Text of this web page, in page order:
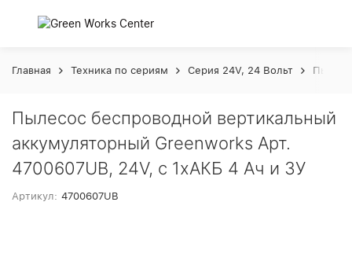
Главная Техника по сериям Серия 24V, 24 Вольт
Пылесос беспроводной вертикальный
аккумуляторный Greenworks Арт.
4700607UB, 24V, с 1хАКБ 4 Ач и ЗУ
Артикул: 4700607UB